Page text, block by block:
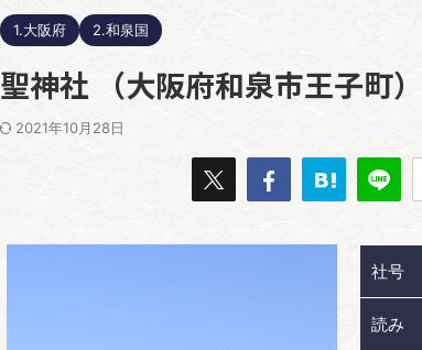
1.大阪府 2.和泉国
聖神社 （大阪府和泉市王子町）
2021年10月28日
社号
読み